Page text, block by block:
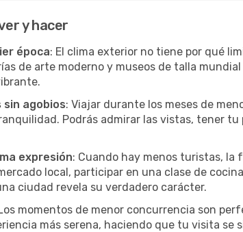
y hacer
época: El clima exterior no tiene por qué
de arte moderno y museos de talla
agobios: Viajar durante los meses de
Podrás admirar las vistas, tener
expresión: Cuando hay menos turistas, la
local, participar en una clase de
ciudad revela su verdadero carácter.
momentos de menor concurrencia son
más serena, haciendo que tu visita se